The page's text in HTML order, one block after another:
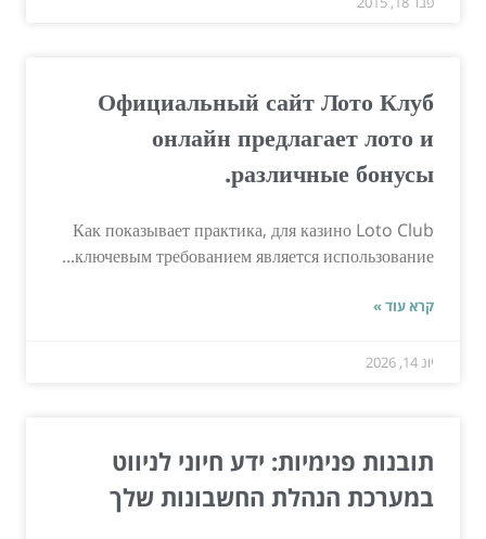
Официальный сайт Лото Клуб
онлайн предлагает лото и
различные бонусы.
Как показывает практика, для казино Loto Club
ключевым требованием является использование...
קרא עוד »
יונ 14, 2026
תובנות פנימיות: ידע חיוני לניווט
במערכת הנהלת החשבונות שלך